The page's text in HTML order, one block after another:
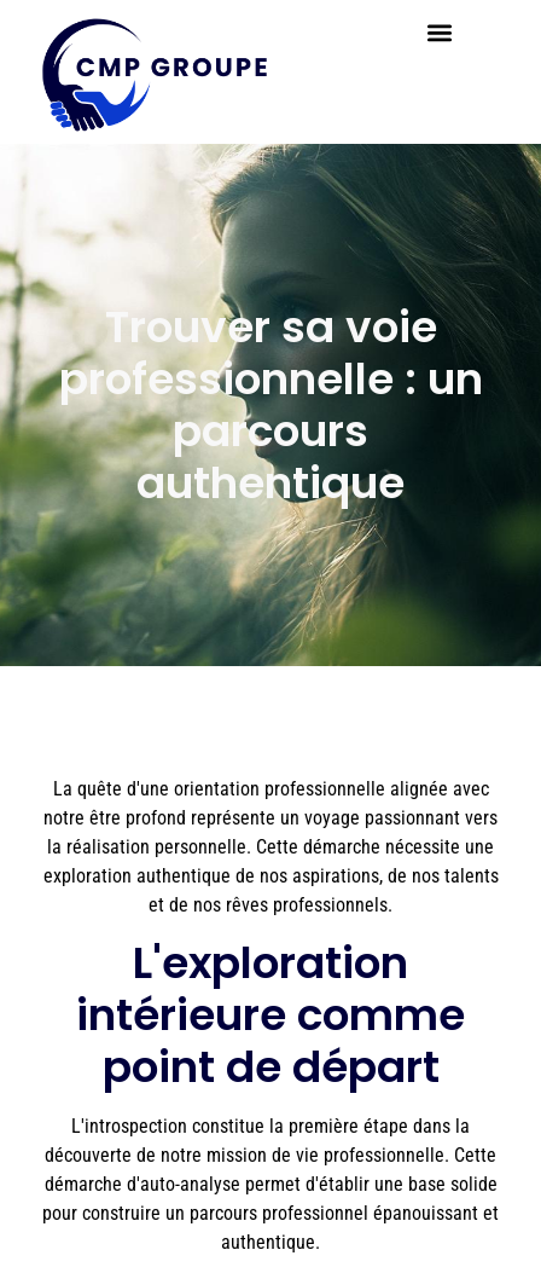
Trouver sa voie
professionnelle : un
parcours
authentique
La quête d'une orientation professionnelle alignée avec
notre être profond représente un voyage passionnant vers
la réalisation personnelle. Cette démarche nécessite une
exploration authentique de nos aspirations, de nos talents
et de nos rêves professionnels.
L'exploration
intérieure comme
point de départ
L'introspection constitue la première étape dans la
découverte de notre mission de vie professionnelle. Cette
démarche d'auto-analyse permet d'établir une base solide
pour construire un parcours professionnel épanouissant et
authentique.